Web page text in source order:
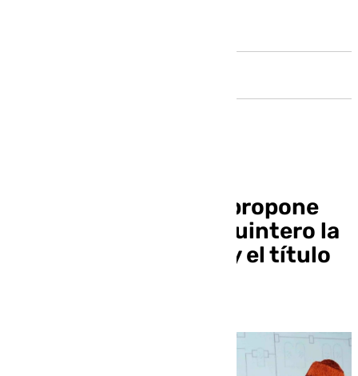
El alcalde de Málaga propone
otorgar a Bernardo Quintero la
Medalla de la Ciudad y el título